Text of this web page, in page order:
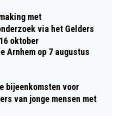
met
via het Gelders
oktober
Arnhem op 7 augustus
bijeenkomsten voor
van jonge mensen met